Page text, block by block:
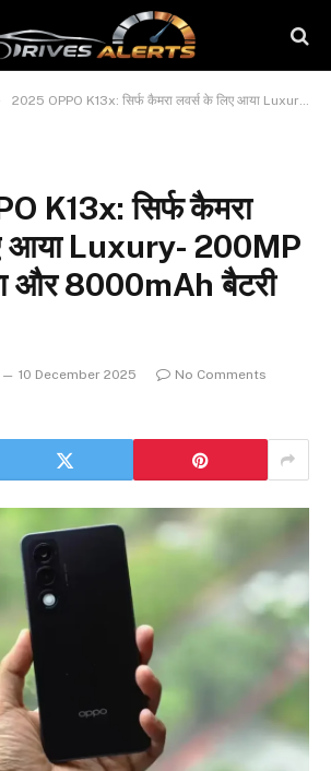
2025 OPPO K13x: सिर्फ कैमरा लवर्स के लिए आया Luxury- 200MP Sony कैमरा और 8000mAh बैटरी वाला फोन
K13x: सिर्फ कैमरा
आया Luxury- 200MP
और 8000mAh बैटरी
10 December 2025
No Comments